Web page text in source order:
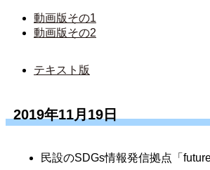
動画版その1
動画版その2
テキスト版
2019年11月19日
民設のSDGs情報発信拠点「